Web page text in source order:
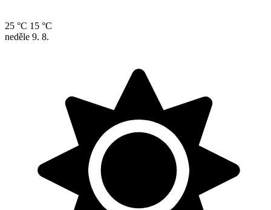
25 °C 15 °C
neděle 9. 8.